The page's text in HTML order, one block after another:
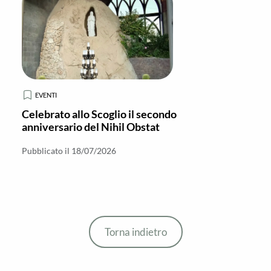
EVENTI
Celebrato allo Scoglio il secondo
anniversario del Nihil Obstat
Pubblicato il 18/07/2026
Torna indietro